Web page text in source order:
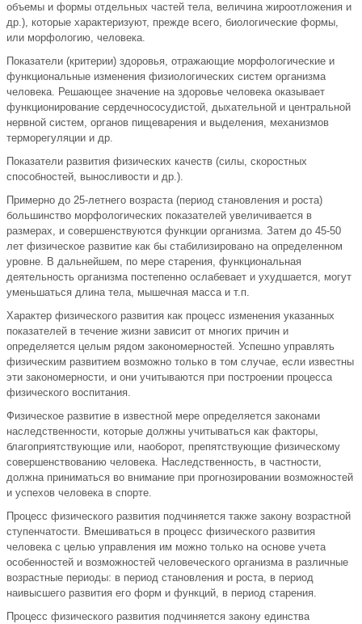
объемы и формы отдельных частей тела, величина жироотложения и
др.), которые характеризуют, прежде всего, биологические формы,
или морфологию, человека.
Показатели (критерии) здоровья, отражающие морфологические и
функциональные изменения физиологических систем организма
человека. Решающее значение на здоровье человека оказывает
функционирование сердечнососудистой, дыхательной и центральной
нервной систем, органов пищеварения и выделения, механизмов
терморегуляции и др.
Показатели развития физических качеств (силы, скоростных
способностей, выносливости и др.).
Примерно до 25-летнего возраста (период становления и роста)
большинство морфологических показателей увеличивается в
размерах, и совершенствуются функции организма. Затем до 45-50
лет физическое развитие как бы стабилизировано на определенном
уровне. В дальнейшем, по мере старения, функциональная
деятельность организма постепенно ослабевает и ухудшается, могут
уменьшаться длина тела, мышечная масса и т.п.
Характер физического развития как процесс изменения указанных
показателей в течение жизни зависит от многих причин и
определяется целым рядом закономерностей. Успешно управлять
физическим развитием возможно только в том случае, если известны
эти закономерности, и они учитываются при построении процесса
физического воспитания.
Физическое развитие в известной мере определяется законами
наследственности, которые должны учитываться как факторы,
благоприятствующие или, наоборот, препятствующие физическому
совершенствованию человека. Наследственность, в частности,
должна приниматься во внимание при прогнозировании возможностей
и успехов человека в спорте.
Процесс физического развития подчиняется также закону возрастной
ступенчатости. Вмешиваться в процесс физического развития
человека с целью управления им можно только на основе учета
особенностей и возможностей человеческого организма в различные
возрастные периоды: в период становления и роста, в период
наивысшего развития его форм и функций, в период старения.
Процесс физического развития подчиняется закону единства